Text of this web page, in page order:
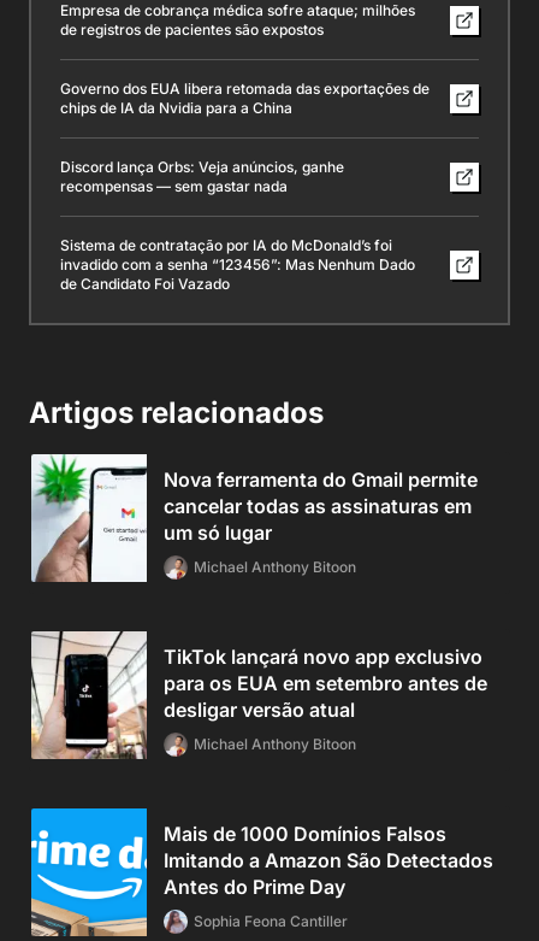
Empresa de cobrança médica sofre ataque; milhões
de registros de pacientes são expostos
Governo dos EUA libera retomada das exportações de
chips de IA da Nvidia para a China
Discord lança Orbs: Veja anúncios, ganhe
recompensas — sem gastar nada
Sistema de contratação por IA do McDonald’s foi
invadido com a senha “123456”: Mas Nenhum Dado
de Candidato Foi Vazado
Artigos relacionados
Nova ferramenta do Gmail permite
cancelar todas as assinaturas em
um só lugar
Michael Anthony Bitoon
TikTok lançará novo app exclusivo
para os EUA em setembro antes de
desligar versão atual
Michael Anthony Bitoon
Mais de 1000 Domínios Falsos
Imitando a Amazon São Detectados
Antes do Prime Day
Sophia Feona Cantiller